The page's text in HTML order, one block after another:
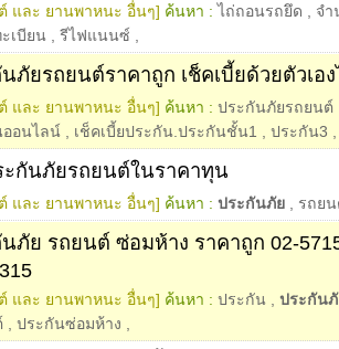
และ ยานพาหนะ อื่นๆ] ค้นหา : ไถ่ถอนรถยึด
จำ
เบียน
รีไฟแนนซ์
ภัยรถยนต์ราคาถูก เช็คเบี้ยด้วยตัวเอ
และ ยานพาหนะ อื่นๆ] ค้นหา : ประกันภัยรถยนต์
อนไลน์
เช็คเบี้ยประกัน.ประกันชั้น1 ประกัน3
กันภัยรถยนต์ในราคาทุน
และ ยานพาหนะ อื่นๆ] ค้นหา : ประกันภัย รถย
ภัย รถยนต์ ซ่อมห้าง ราคาถูก 02-
และ ยานพาหนะ อื่นๆ] ค้นหา : ประกัน
ประกัน
ประกันซ่อมห้าง